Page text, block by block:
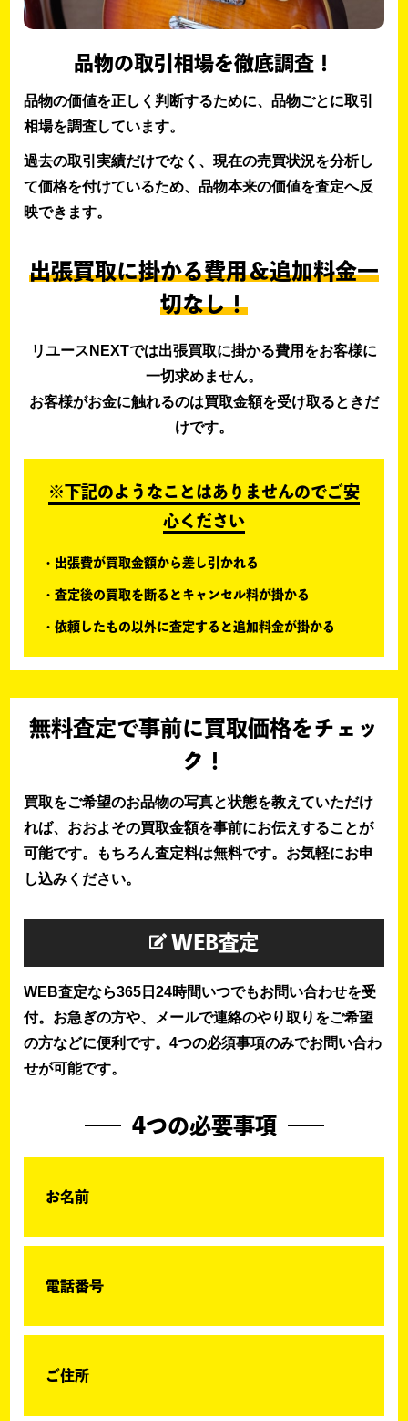
品物の取引相場を徹底調査！
品物の価値を正しく判断するために、品物ごとに取引
相場を調査しています。
過去の取引実績だけでなく、現在の売買状況を分析し
て価格を付けているため、品物本来の価値を査定へ反
映できます。
出張買取に掛かる費用＆追加料金一
切なし！
リユースNEXTでは出張買取に掛かる費用をお客様に
一切求めません。
お客様がお金に触れるのは買取金額を受け取るときだ
けです。
※下記のようなことはありませんのでご安
心ください
出張費が買取金額から差し引かれる
査定後の買取を断るとキャンセル料が掛かる
依頼したもの以外に査定すると追加料金が掛かる
無料査定で事前に買取価格をチェッ
ク！
買取をご希望のお品物の写真と状態を教えていただけ
れば、おおよその買取金額を事前にお伝えすることが
可能です。もちろん査定料は無料です。お気軽にお申
し込みください。
WEB査定
WEB査定なら365日24時間いつでもお問い合わせを受
付。お急ぎの方や、メールで連絡のやり取りをご希望
の方などに便利です。4つの必須事項のみでお問い合わ
せが可能です。
4つの必要事項
お名前
電話番号
ご住所